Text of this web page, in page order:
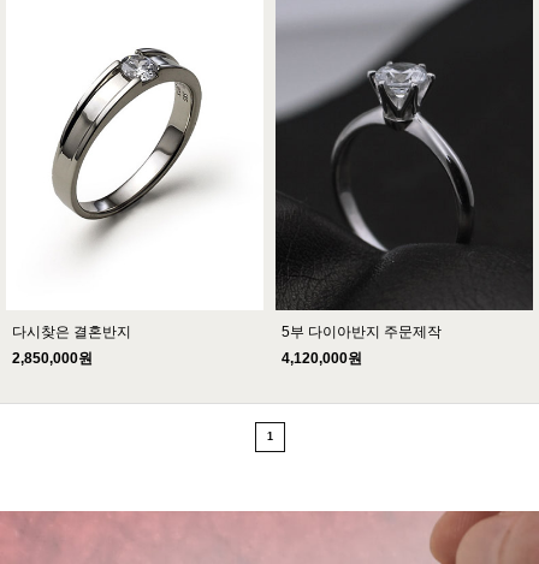
다시찾은 결혼반지
2,850,000원
5부 다이아반지 주문제작
4,120,000원
1